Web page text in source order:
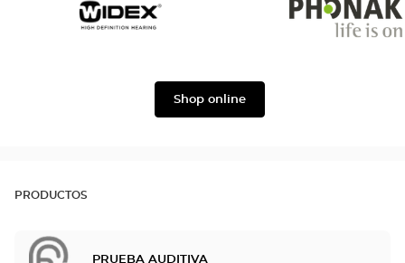
Shop online
PRODUCTOS
PRUEBA AUDITIVA